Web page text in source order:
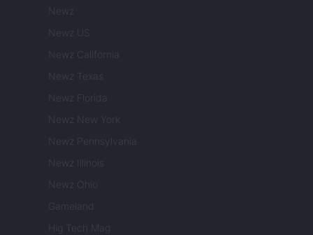
Newz
Newz US
Newz California
Newz Texas
Newz Florida
Newz New York
Newz Pennsylvania
Newz Illinois
Newz Ohio
Gameland
Hig Tech Mag